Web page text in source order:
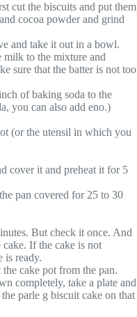
cut the biscuits and put them
cocoa powder and grind
and take it out in a bowl.
to the mixture and
sure that the batter is not too
of baking soda to the
you can also add eno.)
(or the utensil in which you
cover it and preheat it for 5
pan covered for 25 to 30
But check it once. And
If the cake is not
is ready.
cake pot from the pan.
completely, take a plate and
parle g biscuit cake on that